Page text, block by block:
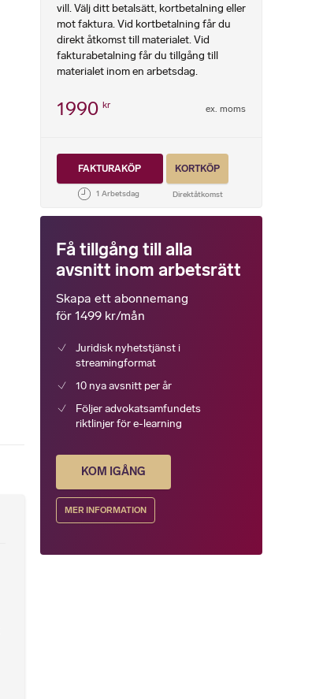
vill. Välj ditt betalsätt, kortbetalning eller
mot faktura. Vid kortbetalning får du
direkt åtkomst till materialet. Vid
fakturabetalning får du tillgång till
materialet inom en arbetsdag.
1990 kr ex. moms
FAKTURAKÖP KORTKÖP
Få tillgång till alla
avsnitt inom arbetsrätt
Skapa ett abonnemang
för 1499 kr/mån
Juridisk nyhetstjänst i
streamingformat
10 nya avsnitt per år
Följer advokatsamfundets
riktlinjer för e-learning
KOM IGÅNG
MER INFORMATION